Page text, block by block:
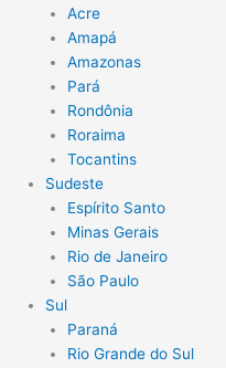
Acre
Amapá
Amazonas
Pará
Rondônia
Roraima
Tocantins
Sudeste
Espírito Santo
Minas Gerais
Rio de Janeiro
São Paulo
Sul
Paraná
Rio Grande do Sul